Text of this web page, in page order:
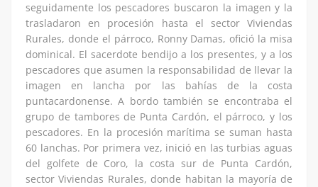
seguidamente los pescadores buscaron la imagen y la
trasladaron en procesión hasta el sector Viviendas
Rurales, donde el párroco, Ronny Damas, ofició la misa
dominical. El sacerdote bendijo a los presentes, y a los
pescadores que asumen la responsabilidad de llevar la
imagen en lancha por las bahías de la costa
puntacardonense. A bordo también se encontraba el
grupo de tambores de Punta Cardón, el párroco, y los
pescadores. En la procesión marítima se suman hasta
60 lanchas. Por primera vez, inició en las turbias aguas
del golfete de Coro, la costa sur de Punta Cardón,
sector Viviendas Rurales, donde habitan la mayoría de